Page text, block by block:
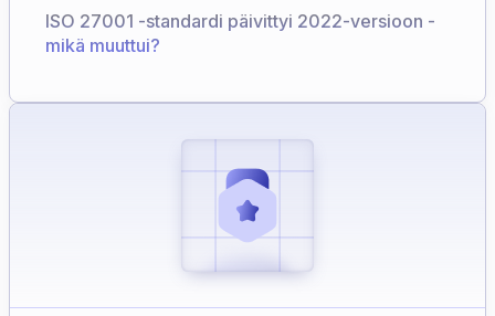
ISO 27001 -standardi päivittyi 2022-versioon -
mikä muuttui?